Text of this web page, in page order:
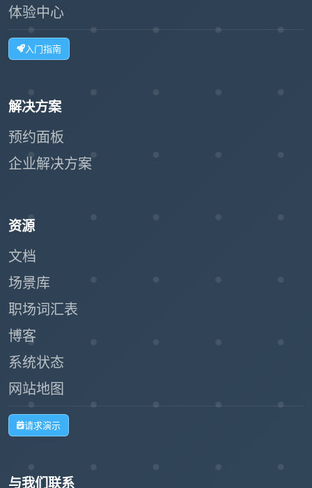
体验中心
入门指南
解决方案
预约面板
企业解决方案
资源
文档
场景库
职场词汇表
博客
系统状态
网站地图
请求演示
与我们联系